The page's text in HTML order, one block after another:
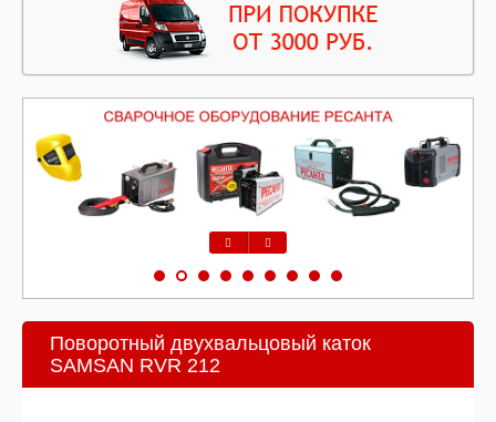
Поворотный двухвальцовый каток
SAMSAN RVR 212